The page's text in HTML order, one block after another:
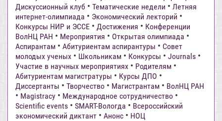
Дискуссионный клуб • Тематические недели • Летняя
интернет-олимпиада • Экономический лекторий •
Конкурсы НИР и ЭССЕ • Достижения • Конференции
ВолНЦ РАН • Мероприятия • Открытая олимпиада •
Аспирантам • Абитуриентам аспирантуры • Совет
молодых ученых • Школьникам • Конкурсы • Journals •
Участие в научных мероприятиях • Родителям •
Абитуриентам магистратуры • Курсы ДПО •
Диссертанты • Творчество • Магистрантам • ВолНЦ РАН
• Magistracy • Международное сотрудничество •
Scientific events • SMART-Вологда • Всероссийский
экономический диктант • Анонс • НОЦ